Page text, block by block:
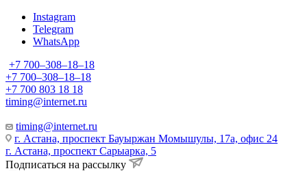
Instagram
Telegram
WhatsApp
+7 700‒308‒18‒18
+7 700‒308‒18‒18
+7 700 803 18 18
timing@internet.ru
timing@internet.ru
г. Астана, проспект Бауыржан Момышулы, 17а, офис 24
г. Астана, проспект Сарыарка, 5
Подписаться на рассылку